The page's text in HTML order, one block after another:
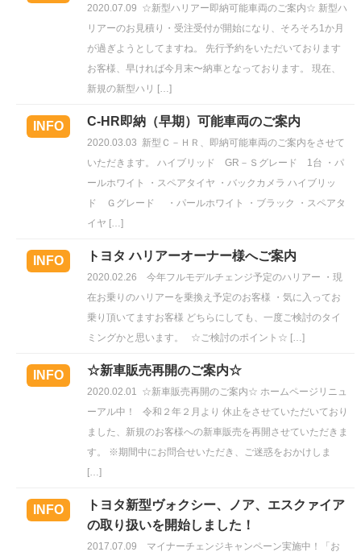
2020.07.09 ☆新型ハリアー即納可能車両のご案内☆ 新型ハ
リアーのお見積り・受注受付が開始になり、そろそろ1か月
が過ぎようとしてますね。 先行予約をいただいております
お客様、早ければ今月末〜納車となっております。 現在、
新規の新型ハリ […]
INFO C-HR即納（早期）可能車両のご案内
2020.03.03 新型Ｃ－ＨＲ、即納可能車両のご案内をさせて
いただきます。 ハイブリッド GR－Ｓグレード 1台 ・パ
ールホワイト ・スペアタイヤ ・バックカメラ ハイブリッ
ド Ｇグレード ・パールホワイト ・ブラック ・スペアタ
イヤ […]
INFO トヨタ ハリアーオーナー様へご案内
2020.02.26
今年フルモデルチェンジ予定のハリアー ・現
在お乗りのハリアーを乗換え予定のお客様 ・気に入ってお
乗り頂いてますお客様 どちらにしても、一度ご検討のタイ
ミングかと思います。 ☆ご検討のポイント☆ […]
INFO ☆新車販売再開のご案内☆
2020.02.01 ☆新車販売再開のご案内☆ ホームページリニュ
ーアル中！ 令和２年２月より 休止をさせていただいており
ました、新規のお客様への新車販売を再開させていただきま
す。 ※期間中にお問合せいただき、ご迷惑をおかけしま
[…]
INFO
トヨタ新型ヴォクシー、ノア、エスクァイア
の取り扱いを開始しました！
2017.07.09
マイナーチェンジキャンペーン実施中！「お